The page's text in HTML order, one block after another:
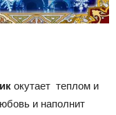
окутает теплом и
и наполнит